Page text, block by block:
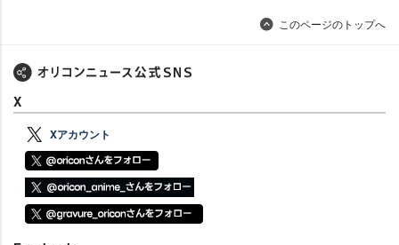
このページのトップへ
X
Xアカウント